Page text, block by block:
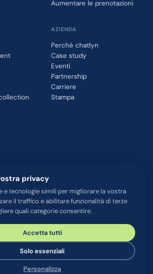
Aumentare le prenotazioni
AZIENDA
Perché chatlyn
Case study
Eventi
Partnership
Carriere
Stampa
privacy
Termini e condizioni
& complianceImpostazioni cookie
Realizzato con in Austria
privacy
e tecnologie simili per migliorare la vostra
il traffico e abilitare funzionalità di terze
quali categorie consentire.
Accetta tutti
Solo essenziali
Personalizza